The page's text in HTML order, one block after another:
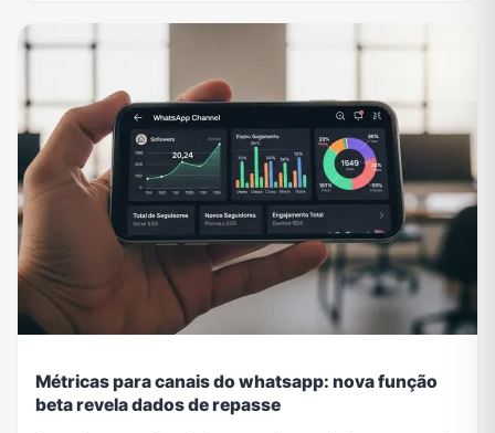
Métricas para canais do whatsapp: nova função
beta revela dados de repasse